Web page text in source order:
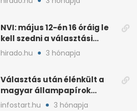
NVI: május 12-én 16 óráig le
kell szedni a választási
plakátokat
hirado.hu 3 hónapja
Választás után élénkült a
magyar állampapírok
lakossági értékesítése
infostart.hu 3 hónapja